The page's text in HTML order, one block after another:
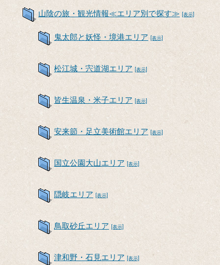
山陰の旅・観光情報≪エリア別で探す≫ [表示]
鬼太郎と妖怪・境港エリア [表示]
松江城・宍道湖エリア [表示]
皆生温泉・米子エリア [表示]
安来節・足立美術館エリア [表示]
国立公園大山エリア [表示]
隠岐エリア [表示]
鳥取砂丘エリア [表示]
津和野・石見エリア [表示]